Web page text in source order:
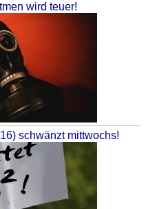
wird teuer!
schwänzt mittwochs!